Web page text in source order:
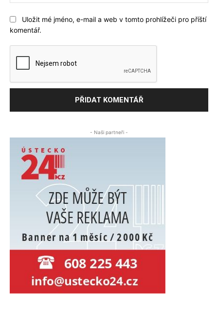
Uložit mé jméno, e-mail a web v tomto prohlížeči pro příští
komentář.
- Naši partneři -